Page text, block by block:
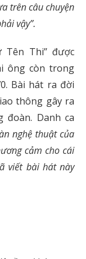
trên câu chuyện
vậy”.
Tên Thi” được
ông còn trong
Bài hát ra đời
thông gây ra
đoàn. Danh ca
nghệ thuật của
cảm cho cái
viết bài hát này